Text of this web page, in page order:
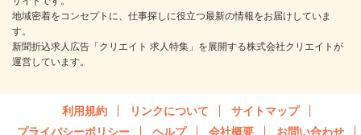
地域密着をコンセプトに、仕事探しに役立つ最新の情報をお届けしていま
す。
新聞折込求人広告「クリエイト 求人特集」を展開する株式会社クリエイトが
運営しています。
利用規約 リンクについて
サイトマップ
プライバシーポリシー
ヘルプ 会社概要 お問い合わせ